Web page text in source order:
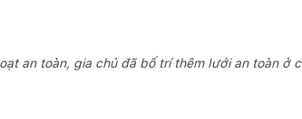
an toàn, gia chủ đã bố trí thêm lưới an toàn ở